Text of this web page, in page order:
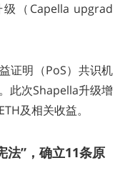
（Capella upgrad
证明（PoS）共识机
此次Shapella升级增
及相关收益。
”，确立11条原